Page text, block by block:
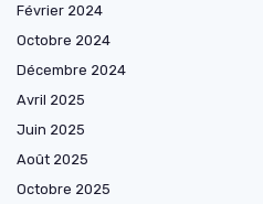
Février 2024
Octobre 2024
Décembre 2024
Avril 2025
Juin 2025
Août 2025
Octobre 2025